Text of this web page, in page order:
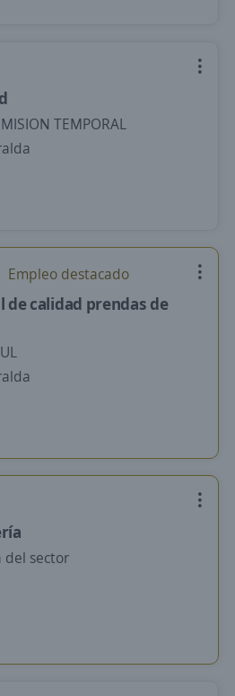
TEMPORAL
Empleo destacado
calidad prendas de
sector